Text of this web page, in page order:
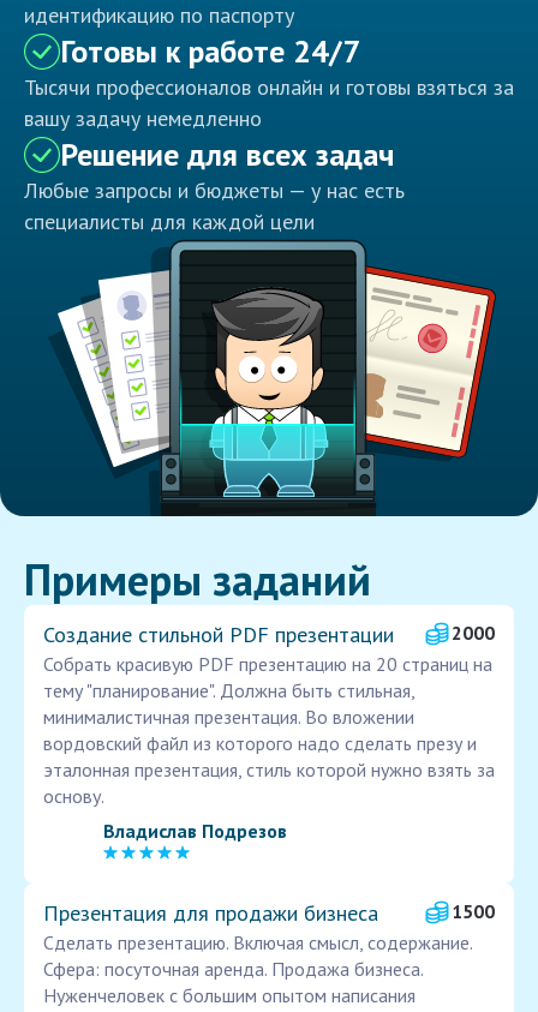
идентификацию по паспорту
Готовы к работе 24/7
Тысячи профессионалов онлайн и готовы взяться за
вашу задачу немедленно
Решение для всех задач
Любые запросы и бюджеты — у нас есть
специалисты для каждой цели
Примеры заданий
Создание стильной PDF презентации
2000
Собрать красивую PDF презентацию на 20 страниц на
тему "планирование". Должна быть стильная,
минималистичная презентация. Во вложении
вордовский файл из которого надо сделать презу и
эталонная презентация, стиль которой нужно взять за
основу.
Владислав Подрезов
Презентация для продажи бизнеса
1500
Сделать презентацию. Включая смысл, содержание.
Сфера: посуточная аренда. Продажа бизнеса.
Нуженчеловек с большим опытом написания